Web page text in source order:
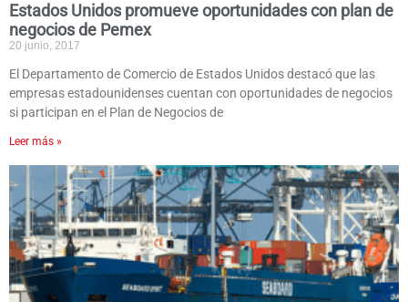
Estados Unidos promueve oportunidades con plan de
negocios de Pemex
20 junio, 2017
El Departamento de Comercio de Estados Unidos destacó que las
empresas estadounidenses cuentan con oportunidades de negocios
si participan en el Plan de Negocios de
Leer más »